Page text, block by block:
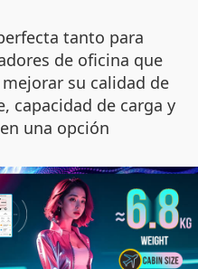
tanto para
de oficina que
su calidad de
capacidad de carga y
una opción